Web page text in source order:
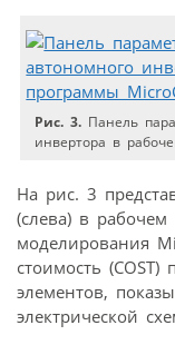
Рис. 3. Панель
инвертора в
На рис. 3
(слева) в
моделирования
стоимость
элементов,
электрической